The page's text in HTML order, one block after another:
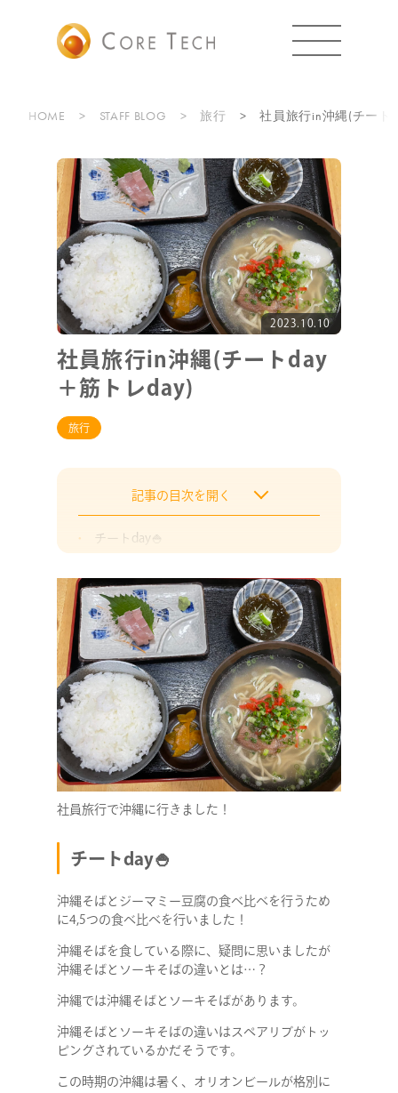
HOME STAFF BLOG 旅行 社員旅行in沖縄(チート
2023.10.10
社員旅行in沖縄(チートday
＋筋トレday)
旅行
記事の目次を開く
チートday🍚
おわりに
社員旅行で沖縄に行きました！
チートday🍚
沖縄そばとジーマミー豆腐の食べ比べを行うため
に4,5つの食べ比べを行いました！
沖縄そばを食している際に、疑問に思いましたが
沖縄そばとソーキそばの違いとは…？
沖縄では沖縄そばとソーキそばがあります。
沖縄そばとソーキそばの違いはスペアリブがトッ
ピングされているかだそうです。
この時期の沖縄は暑く、オリオンビールが格別に